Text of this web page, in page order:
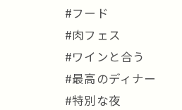
#フード
#肉フェス
#ワインと合う
#最高のディナー
#特別な夜